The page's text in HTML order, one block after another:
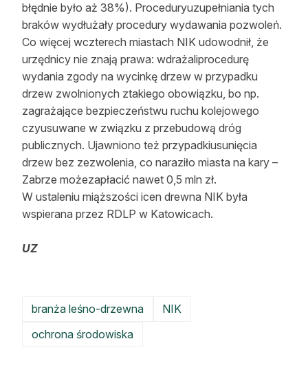
błędnie było aż 38%). Proceduryuzupełniania tych
braków wydłużały procedury wydawania pozwoleń.
Co więcej wczterech miastach NIK udowodnił, że
urzędnicy nie znają prawa: wdrażaliprocedurę
wydania zgody na wycinkę drzew w przypadku
drzew zwolnionych ztakiego obowiązku, bo np.
zagrażające bezpieczeństwu ruchu kolejowego
czyusuwane w związku z przebudową dróg
publicznych. Ujawniono też przypadkiusunięcia
drzew bez zezwolenia, co naraziło miasta na kary –
Zabrze możezapłacić nawet 0,5 mln zł.
W ustaleniu miąższości icen drewna NIK była
wspierana przez RDLP w Katowicach.
UZ
branża leśno-drzewna
NIK
ochrona środowiska